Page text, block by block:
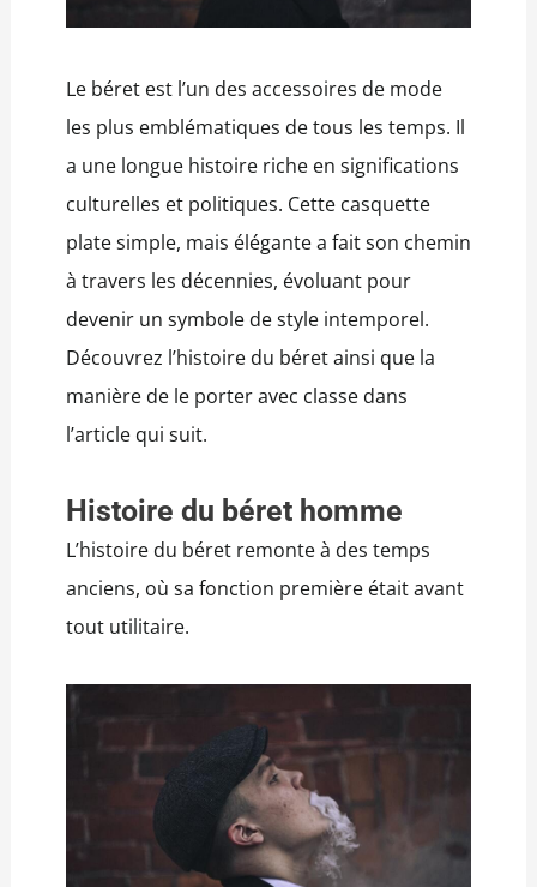
Le béret est l’un des accessoires de mode
les plus emblématiques de tous les temps. Il
a une longue histoire riche en significations
culturelles et politiques. Cette casquette
plate simple, mais élégante a fait son chemin
à travers les décennies, évoluant pour
devenir un symbole de style intemporel.
Découvrez l’histoire du béret ainsi que la
manière de le porter avec classe dans
l’article qui suit.
Histoire du béret homme
L’histoire du béret remonte à des temps
anciens, où sa fonction première était avant
tout utilitaire.